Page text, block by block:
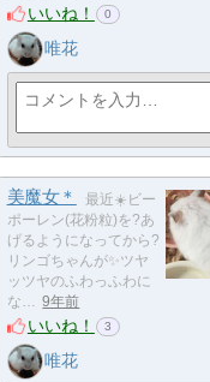
いいね！ 0
唯花
美魔女＊
最近☀️ビー
ポーレン(花粉粒)を?あ
げるようになってから?
リンゴちゃんが✨ツヤ
ッツヤのふわっふわに
な…
9年前
いいね！ 3
唯花